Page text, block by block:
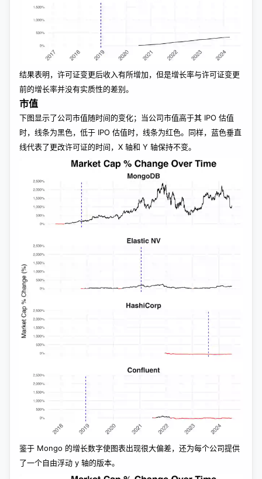
结果表明，许可证变更后收入有所增加，但是增长率与许可证变更
前的增长率并没有实质性的差别。
市值
下图显示了公司市值随时间的变化；当公司市值高于其 IPO 估值
时，线条为黑色，低于 IPO 估值时，线条为红色。同样，蓝色垂直
线代表了更改许可证的时间，X 轴和 Y 轴保持不变。
鉴于 Mongo 的增长数字使图表出现很大偏差，还为每个公司提供
了一个自由浮动 y 轴的版本。